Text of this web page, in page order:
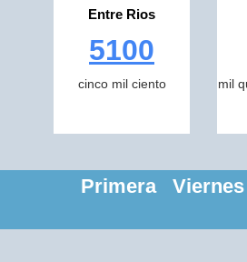
Entre Rios
5100
cinco mil ciento
mil
Primera Viernes